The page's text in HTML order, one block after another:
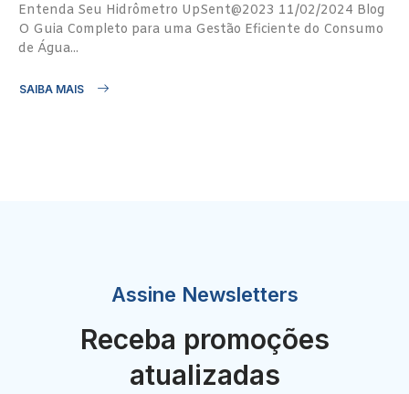
Entenda Seu Hidrômetro UpSent@2023 11/02/2024 Blog
O Guia Completo para uma Gestão Eficiente do Consumo
de Água...
SAIBA MAIS
Assine Newsletters
Receba promoções
atualizadas